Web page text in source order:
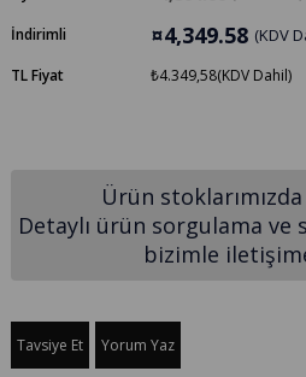
İndirimli ¤4,349.58 (KDV
TL Fiyat ₺4.349,58(KDV Dahil)
Ürün
Detaylı ürün sorgulama
bizimle
Tavsiye Et Yorum Yaz